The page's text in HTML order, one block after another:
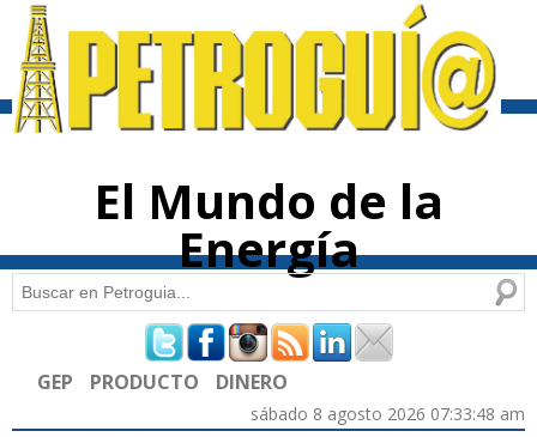
contenido
El Mundo de la
Energía
Formulario de búsqueda
Buscar
GEP PRODUCTO DINERO
sábado 8 agosto 2026 07:33:48 am